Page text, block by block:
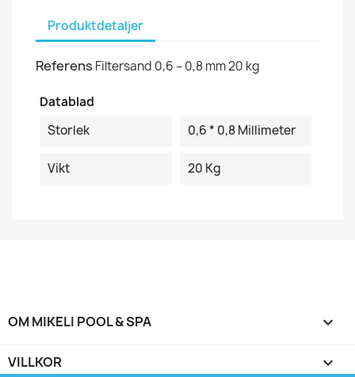
Produktdetaljer
Referens Filtersand 0,6 – 0,8 mm 20 kg
Datablad
Storlek
0,6 * 0,8 Millimeter
Vikt 20 Kg
OM MIKELI POOL & SPA 
VILLKOR 